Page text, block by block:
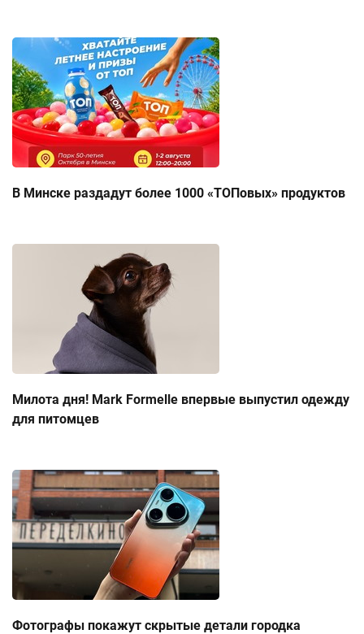
В Минске раздадут более 1000 «ТОПовых» продуктов
Милота дня! Mark Formelle впервые выпустил одежду
для питомцев
Фотографы покажут скрытые детали городка